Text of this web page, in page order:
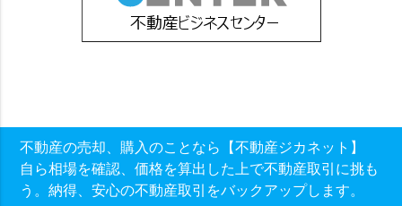
不動産の売却、購入のことなら【不動産ジカネット】
自ら相場を確認、価格を算出した上で不動産取引に挑も
う。納得、安心の不動産取引をバックアップします。